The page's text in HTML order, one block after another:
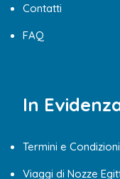
Contatti
FAQ
In
Termini e Condizioni
Viaggi di Nozze